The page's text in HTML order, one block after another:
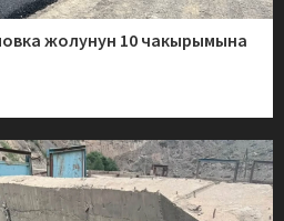
жолунун 10 чакырымына